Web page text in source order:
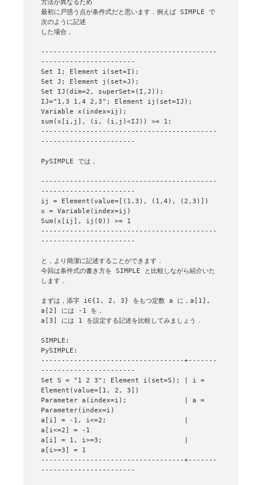
方法が異なるため
最初に戸惑う点が条件式だと思います．例えば SIMPLE で
次のように記述
した場合，
-------------------------------------------
-----------------------
Set I; Element i(set=I);
Set J; Element j(set=J);
Set IJ(dim=2, superSet=(I,J));
IJ="1,3 1,4 2,3"; Element ij(set=IJ);
Variable x(index=ij);
sum(x[i,j], (i, (i,j)<IJ)) >= 1;
-------------------------------------------
-----------------------
PySIMPLE では，
-------------------------------------------
-----------------------
ij = Element(value=[(1,3), (1,4), (2,3)])
x = Variable(index=ij)
Sum(x[ij], ij(0)) >= 1
-------------------------------------------
-----------------------
と，より簡潔に記述することができます．
今回は条件式の書き方を SIMPLE と比較しながら紹介いた
します．
まずは，添字 i∈{1, 2, 3} をもつ定数 a に，a[1],
a[2] には -1 を，
a[3] には 1 を設定する記述を比較してみましょう．
SIMPLE:
PySIMPLE:
-----------------------------------+-------
-----------------------
Set S = "1 2 3"; Element i(set=S); | i =
Element(value=[1, 2, 3])
Parameter a(index=i);              | a =
Parameter(index=i)
a[i] = -1, i<=2;                   |
a[i<=2] = -1
a[i] = 1, i>=3;                    |
a[i>=3] = 1
-----------------------------------+-------
-----------------------